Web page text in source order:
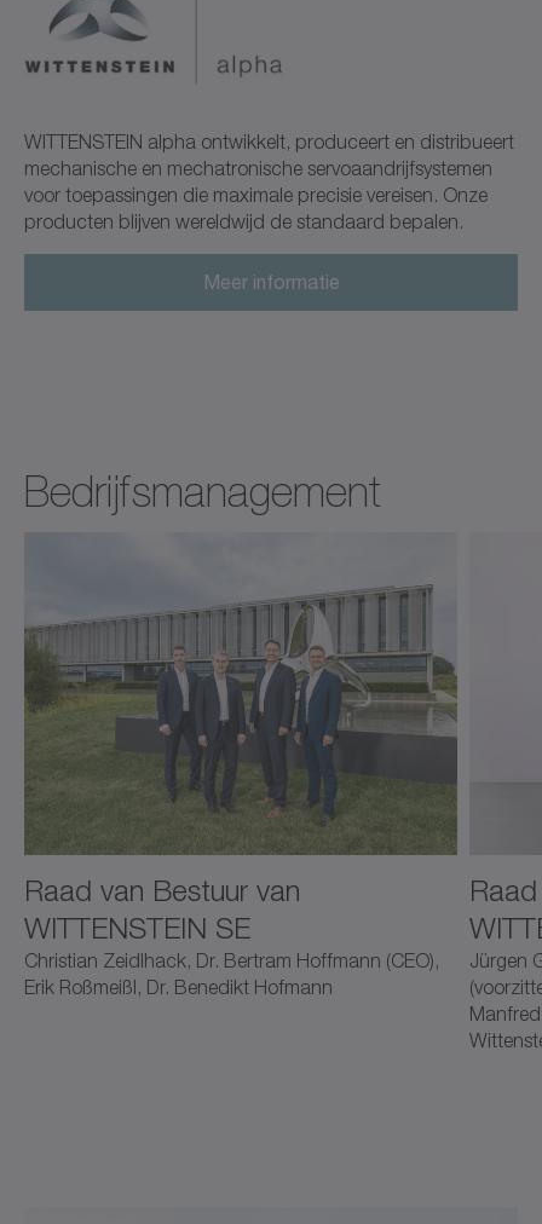
WITTENSTEIN alpha ontwikkelt, produceert en distribueert
mechanische en mechatronische servoaandrijfsystemen
voor toepassingen die maximale precisie vereisen. Onze
producten blijven wereldwijd de standaard bepalen.
Meer informatie
Bedrijfsmanagement
Raad van Bestuur van
WITTENSTEIN SE
Christian Zeidlhack, Dr. Bertram Hoffmann (CEO),
Erik Roßmeißl, Dr. Benedikt Hofmann
Jürgen